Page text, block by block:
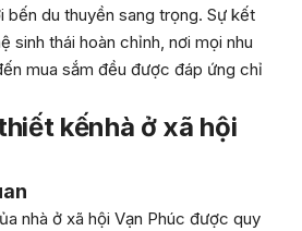
bến du thuyền sang trọng. Sự kết
sinh thái hoàn chỉnh, nơi mọi nhu
mua sắm đều được đáp ứng chỉ
kếnhà ở xã hội
nhà ở xã hội Vạn Phúc được quy